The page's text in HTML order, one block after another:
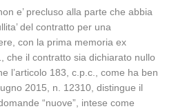
e’ precluso alla parte che abbia
del contratto per una
con la prima memoria ex
che il contratto sia dichiarato nullo
l’articolo 183, c.p.c., come ha ben
2015, n. 12310, distingue il
“nuove”, intese come